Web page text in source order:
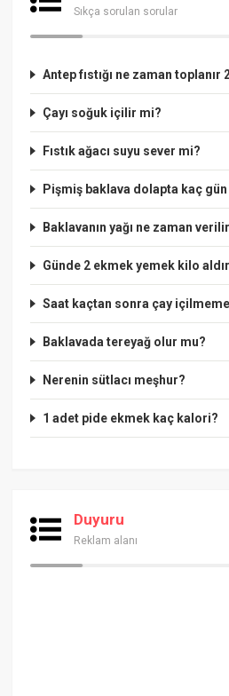
Sıkça sorulan sorular
Antep fıstığı ne zaman toplanır
Çayı soğuk içilir mi?
Fıstık ağacı suyu sever mi?
Pişmiş baklava dolapta kaç gün
Baklavanın yağı ne zaman
Günde 2 ekmek yemek kilo
Saat kaçtan sonra çay
Baklavada tereyağ olur mu?
Nerenin sütlacı meşhur?
1 adet pide ekmek kaç kalori?
Duyuru
Reklam alanı